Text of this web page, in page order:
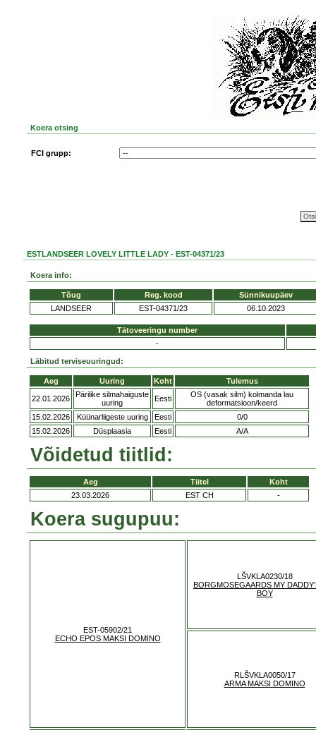
Koera otsing
FCI grupp:
ESTLANDSEER LOVELY LITTLE LADY - EST-04371/23
Koera info:
Tõug Reg. kood
Sünnikuupäev
LANDSEER
EST-04371/23 06.10.2023
Tätoveeringu number
-
Läbitud terviseuuringud:
Aeg Uuring Koht Tulemus
22.01.2026
Pärilike silmahaiguste
uuring
Eesti
OS (vasak silm) kolmanda lau
deformatsioon/keerd
15.02.2026
Küünarliigeste uuring Eesti
0/0
15.02.2026
Düsplaasia Eesti A/A
Võidetud tiitlid:
Aeg Tiitel
Koht
23.03.2026
EST CH -
Koera sugupuu:
EST-05902/21
ECHO EPOS MAKSI DOMINO
LŠVKLA0230/18
BORGMOSEGAARDS MY
BOY
RLŠVKLA0050/17
ARMA MAKSI DOMINO